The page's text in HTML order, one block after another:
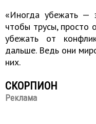
«Иногда убежать —
чтобы трусы, просто
убежать от
дальше. Ведь они
них.
СКОРПИОН
Реклама